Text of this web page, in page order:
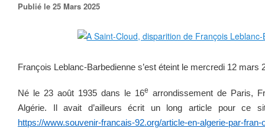
Publié le 25 Mars 2025
François Leblanc-Barbedienne s’est éteint le mercredi 12 mars
Né le 23 août 1935 dans le 16e arrondissement de Paris,
Algérie. Il avait d’ailleurs écrit un long article pour ce
https://www.souvenir-francais-92.org/article-en-algerie-par-fran-